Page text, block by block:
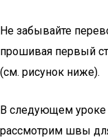
Не забывайте
прошивая первый
(см. рисунок ниже).
В следующем уроке
рассмотрим швы